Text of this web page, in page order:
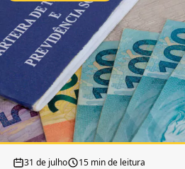
31 de julho 15 min de leitura